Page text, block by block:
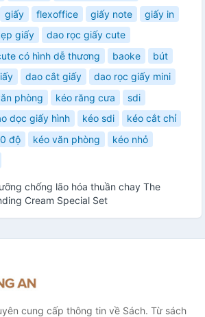
giấy flexoffice giấy note
giấy in
giấy
dao rọc giấy cute
có hình dễ thương
baoke
bút
dao cắt giấy
dao rọc giấy mini
phòng
kéo răng cưa
sdi
dọc giấy hình kéo sdi
kéo cắt chỉ
độ
kéo văn phòng
kéo nhỏ
chống lão hóa thuần chay The
Cream Special Set
cung cấp thông tin về Sách. Từ sách